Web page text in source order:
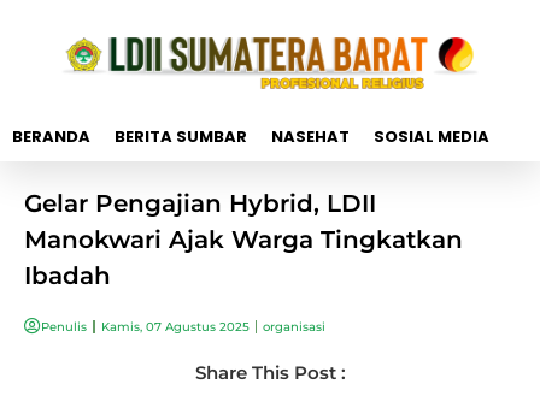
BERANDA BERITA SUMBAR NASEHAT SOSIAL MEDIA
Gelar Pengajian Hybrid, LDII
Manokwari Ajak Warga Tingkatkan
Ibadah
Penulis Kamis, 07 Agustus 2025 organisasi
Share This Post :